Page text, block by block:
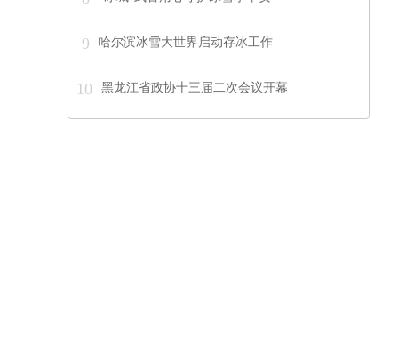
9 哈尔滨冰雪大世界启动存冰工作
10 黑龙江省政协十三届二次会议开幕